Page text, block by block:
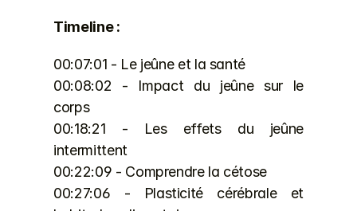
Timeline :
00:07:01 - Le jeûne et la santé
00:08:02 - Impact du jeûne sur le
corps
00:18:21 - Les effets du jeûne
intermittent
00:22:09 - Comprendre la cétose
00:27:06 - Plasticité cérébrale et